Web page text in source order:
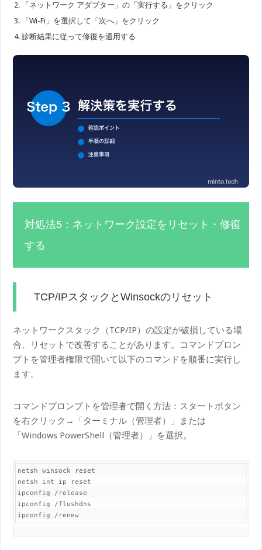
「ネットワーク アダプター」の「実行する」をクリック
「Wi-Fi」を選択して「次へ」をクリック
診断結果に従って修復を適用する
対処法5：ネットワーク設定をリセット・修復
する
TCP/IPスタックとWinsockのリセット
ネットワークスタック（TCP/IP）の設定が破損している場
合、リセットで改善することがあります。コマンドプロン
プトを管理者権限で開いて以下のコマンドを順番に実行し
ます。
コマンドプロンプトを管理者で開く方法：スタートボタン
を右クリック→「ターミナル（管理者）」または
「Windows PowerShell（管理者）」を選択。
netsh winsock reset
netsh int ip reset
ip​config /release
ip​config /flushdns
ip​config /renew